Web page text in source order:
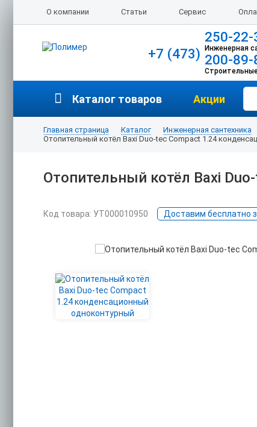
О компании Статьи Сервис
+7 (473)
250-22-
Инженерная
200-89-
Каталог товаров Акции
Главная страница Каталог Инженерная сантехника
Отопительный котёл Baxi Duo-tec Compact 1.24
Отопительный котёл Baxi
Код товара: УТ000010950 Доставим бесплатно